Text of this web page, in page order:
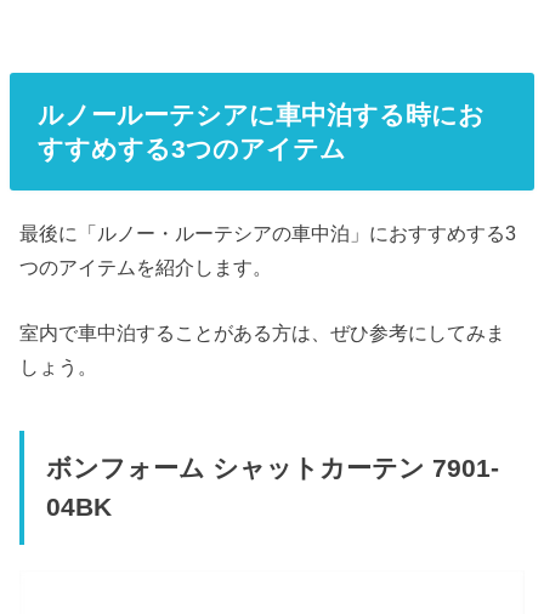
ルノールーテシアに車中泊する時にお
すすめする3つのアイテム
最後に「ルノー・ルーテシアの車中泊」におすすめする3
つのアイテムを紹介します。
室内で車中泊することがある方は、ぜひ参考にしてみま
しょう。
ボンフォーム シャットカーテン 7901-
04BK